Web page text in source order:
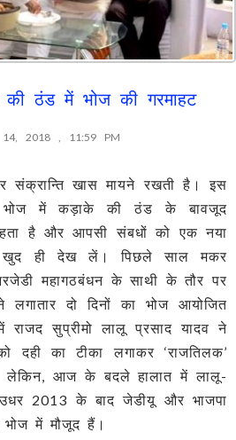
की ठंड में भोज की गरमाहट
14, 2018 , 11:59 PM
संक्रान्ति खास मायने रखती है। इस
भोज में कड़ाके की ठंड के बावजूद
रहता है और आपसी संबधों को एक नया
ही देख लें। पिछले साल मकर
महागठबंधन के साथी के तौर पर
दो दिनों का भोज आयोजित
सुप्रीमो लालू प्रसाद यादव ने
दही का टीका लगाकर ‘राजतिलक’
लेकिन, आज के बदले हालात में लालू-
2013 के बाद जेडीयू और भाजपा
में मौजूद हैं।